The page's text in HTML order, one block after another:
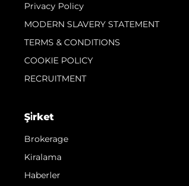
Privacy Policy
MODERN SLAVERY STATEMENT
TERMS & CONDITIONS
COOKIE POLICY
RECRUITMENT
Şi̇rket
Brokerage
Kiralama
Haberler